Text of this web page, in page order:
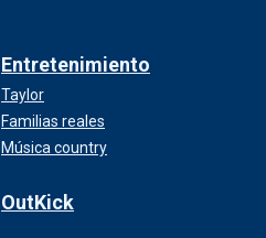
Entretenimiento
Taylor
Familias reales
Música country
OutKick